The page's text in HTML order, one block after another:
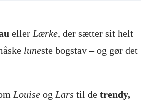
eller Lærke, der sætter sit helt
luneste bogstav – og gør det
Louise og Lars til de trendy,